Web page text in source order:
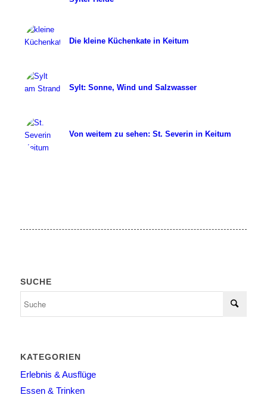
Die kleine Küchenkate in Keitum
Sylt: Sonne, Wind und Salzwasser
Von weitem zu sehen: St. Severin in Keitum
SUCHE
KATEGORIEN
Erlebnis & Ausflüge
Essen & Trinken